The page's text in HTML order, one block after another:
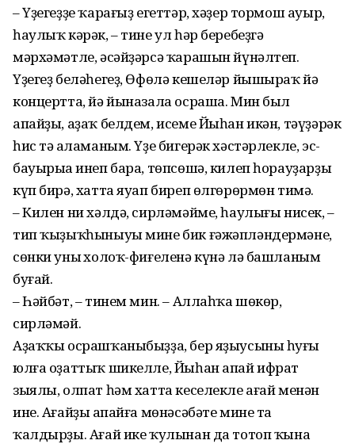
– Үҙегеҙҙе ҡарағыҙ егеттәр, хәҙер тормош ауыр,
һаулыҡ кәрәк, – тине ул һәр беребеҙгә
мәрхәмәтле, әсәйҙәрсә ҡарашын йүнәлтеп.
Үҙегеҙ беләһегеҙ, Өфөлә кешеләр йышыраҡ йә
концертта, йә йыназала осраша. Мин был
апайҙы, аҙаҡ белдем, исеме Йыһан икән, тәүҙәрәк
һис тә аңламаным. Үҙе бигерәк хәстәрлекле, эс-
бауырыңа инеп бара, төпсөшә, килеп һорауҙарҙы
күп бирә, хатта яуап биреп өлгөрөрмөн тимә.
– Килен ни хәлдә, сирләмәйме, һаулығы нисек, –
тип ҡыҙыҡһыныуы мине бик ғәжәпләндермәне,
сөнки уның холоҡ-фиғеленә күнә лә башланым
буғай.
– Һәйбәт, – тинем мин. – Аллаһҡа шөкөр,
сирләмәй.
Аҙаҡҡы осрашҡаныбыҙҙа, бер яҙыусыны һуңғы
юлға оҙаттыҡ шикелле, Йыһан апай ифрат
зыялы, олпат һәм хатта кеселекле ағай менән
ине. Ағайҙың апайға мөнәсәбәте мине таң
ҡалдырҙы. Ағай ике ҡулынан да тотоп ҡына